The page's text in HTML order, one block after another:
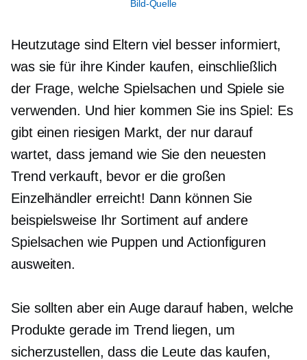
Bild-Quelle
Heutzutage sind Eltern viel besser informiert,
was sie für ihre Kinder kaufen, einschließlich
der Frage, welche Spielsachen und Spiele sie
verwenden. Und hier kommen Sie ins Spiel: Es
gibt einen riesigen Markt, der nur darauf
wartet, dass jemand wie Sie den neuesten
Trend verkauft, bevor er die großen
Einzelhändler erreicht! Dann können Sie
beispielsweise Ihr Sortiment auf andere
Spielsachen wie Puppen und Actionfiguren
ausweiten.
Sie sollten aber ein Auge darauf haben, welche
Produkte gerade im Trend liegen, um
sicherzustellen, dass die Leute das kaufen,